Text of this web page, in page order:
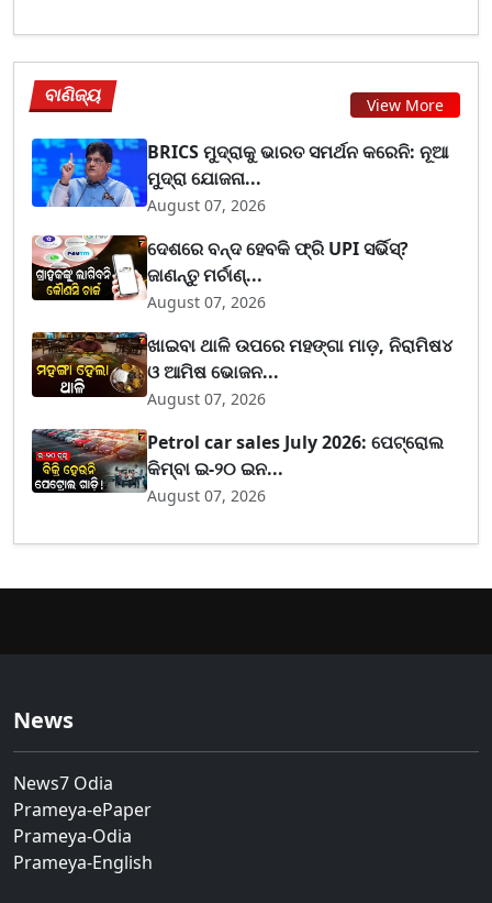
ବାଣିଜ୍ୟ View More
BRICS ମୁଦ୍ରାକୁ ଭାରତ ସମର୍ଥନ କରେନି: ନୂଆ
ମୁଦ୍ରା ଯୋଜନା...
August 07, 2026
ଦେଶରେ ବନ୍ଦ ହେବକି ଫ୍ରି UPI ସର୍ଭିସ୍?
ଜାଣନ୍ତୁ ମର୍ଚାଣ୍...
August 07, 2026
ଖାଇବା ଥାଳି ଉପରେ ମହଙ୍ଗା ମାଡ଼, ନିରାମିଷ୪
ଓ ଆମିଷ ଭୋଜନ...
August 07, 2026
Petrol car sales July 2026: ପେଟ୍ରୋଲ
କିମ୍ବା ଇ-୨୦ ଇନ...
August 07, 2026
News
News7 Odia
Prameya-ePaper
Prameya-Odia
Prameya-English